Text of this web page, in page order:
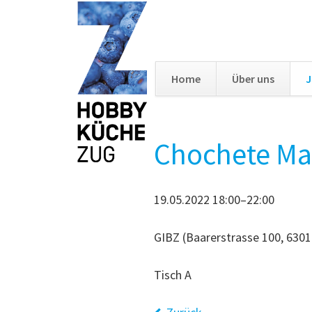
Home Über uns
Chochete
19.05.2022 18:00–22:00
GIBZ (Baarerstrasse 100,
Tisch A